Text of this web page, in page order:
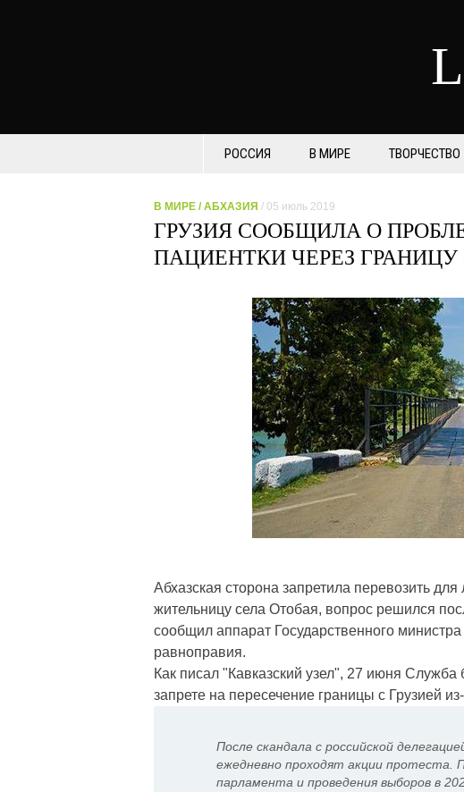
РОССИЯ В МИРЕ ТВОРЧЕСТВО
В МИРЕ /АБХАЗИЯ / 05 июль 2019
ГРУЗИЯ СООБЩИЛА О
ПАЦИЕНТКИ ЧЕРЕЗ ГРАНИЦУ
Абхазская сторона запретила перевозить
жительницу села Отобая, вопрос решился
сообщил аппарат Государственного
равноправия.
Как писал "Кавказский узел", 27 июня
запрете на пересечение границы с Грузией
После скандала с российской
ежедневно проходят акции протеста.
парламента и проведения выборов в